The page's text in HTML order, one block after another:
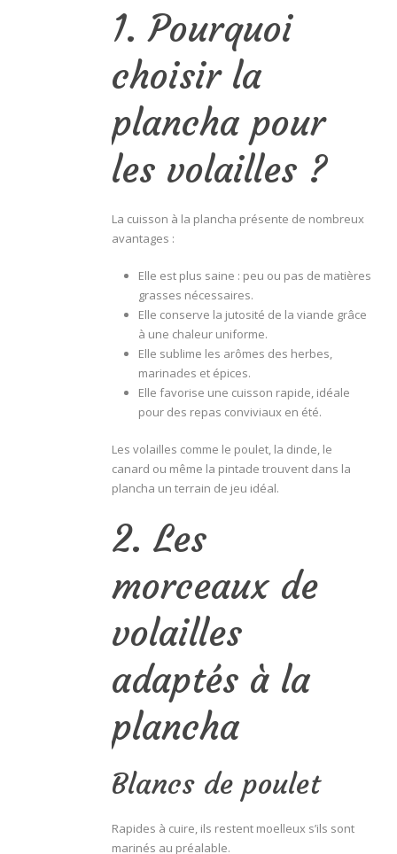
1. Pourquoi
choisir la
plancha pour
les volailles ?
La cuisson à la plancha présente de nombreux
avantages :
Elle est plus saine : peu ou pas de matières
grasses nécessaires.
Elle conserve la jutosité de la viande grâce
à une chaleur uniforme.
Elle sublime les arômes des herbes,
marinades et épices.
Elle favorise une cuisson rapide, idéale
pour des repas conviviaux en été.
Les volailles comme le poulet, la dinde, le
canard ou même la pintade trouvent dans la
plancha un terrain de jeu idéal.
2. Les
morceaux de
volailles
adaptés à la
plancha
Blancs de poulet
Rapides à cuire, ils restent moelleux s’ils sont
marinés au préalable.